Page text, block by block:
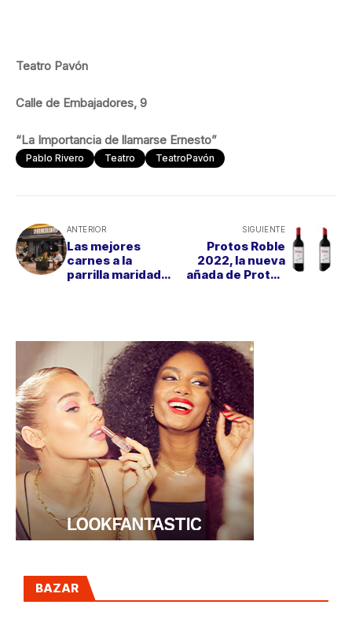
Teatro Pavón
Calle de Embajadores, 9
“La Importancia de llamarse Ernesto”
Pablo Rivero Teatro TeatroPavón
ANTERIOR
Las mejores
carnes a la
parrilla maridadas
SIGUIENTE
Protos Roble
2022, la nueva
añada de Protos
BAZAR